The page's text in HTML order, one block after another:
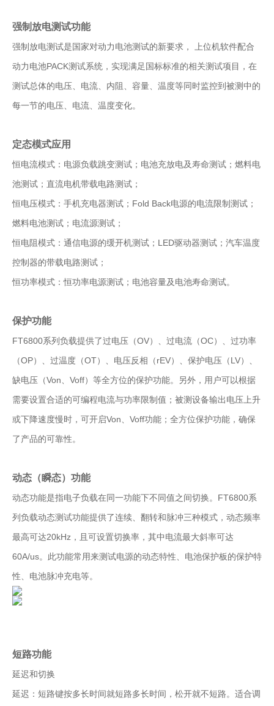
强制放电测试功能
强制放电测试是国家对动力电池测试的新要求， 上位机软件配合
动力电池PACK测试系统，实现满足国标标准的相关测试项目，在
测试总体的电压、电流、内阻、容量、温度等同时监控到被测中的
每一节的电压、电流、温度变化。
定态模式应用
恒电流模式：电源负载跳变测试；电池充放电及寿命测试；燃料电
池测试；直流电机带载电路测试；
恒电压模式：手机充电器测试；Fold Back电源的电流限制测试；
燃料电池测试；电流源测试；
恒电阻模式：通信电源的缓开机测试；LED驱动器测试；汽车温度
控制器的带载电路测试；
恒功率模式：恒功率电源测试；电池容量及电池寿命测试。
保护功能
FT6800系列负载提供了过电压（OV）、过电流（OC）、过功率
（OP）、过温度（OT）、电压反相（rEV）、保护电压（LV）、
缺电压（Von、Voff）等全方位的保护功能。另外，用户可以根据
需要设置合适的可编程电流与功率限制值；被测设备输出电压上升
或下降速度慢时，可开启Von、Voff功能；全方位保护功能，确保
了产品的可靠性。
动态（瞬态）功能
动态功能是指电子负载在同一功能下不同值之间切换。FT6800系
列负载动态测试功能提供了连续、翻转和脉冲三种模式，动态频率
最高可达20kHz，且可设置切换率，其中电流最大斜率可达
60A/us。此功能常用来测试电源的动态特性、电池保护板的保护特
性、电池脉冲充电等。
短路功能
延迟和切换
延迟：短路键按多长时间就短路多长时间，松开就不短路。适合调